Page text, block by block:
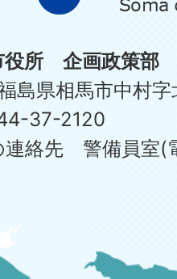
役所 企画政策部
島県相馬市中村
37-2120
連絡先 警備員室